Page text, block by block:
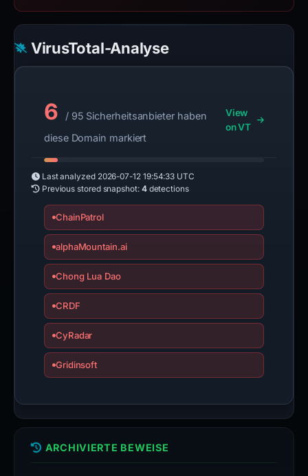
VirusTotal-Analyse
6
/ 95 Sicherheitsanbieter haben
diese Domain markiert
View
on VT
Last analyzed 2026-07-12 19:54:33 UTC
Previous stored snapshot: 4detections
ChainPatrol
alphaMountain.ai
Chong Lua Dao
CRDF
CyRadar
Gridinsoft
ARCHIVIERTE BEWEISE